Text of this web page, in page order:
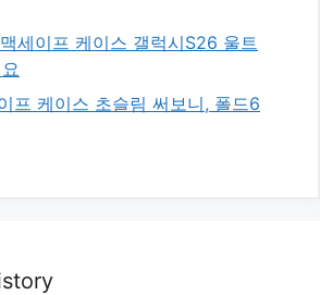
세이프 케이스 갤럭시S26 울트
프 케이스 초슬림 써보니, 폴드6